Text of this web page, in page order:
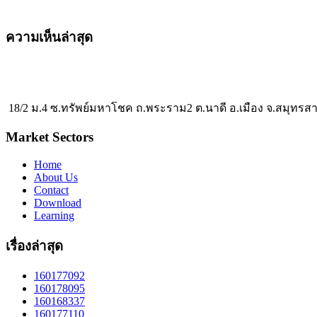
ความเห็นล่าสุด
18/2 ม.4 ซ.ทรัพย์มหาโชค ถ.พระราม2 ต.นาดี อ.เมือง จ.สมุทรส
Market Sectors
Home
About Us
Contact
Download
Learning
เรื่องล่าสุด
160177092
160178095
160168337
160177110